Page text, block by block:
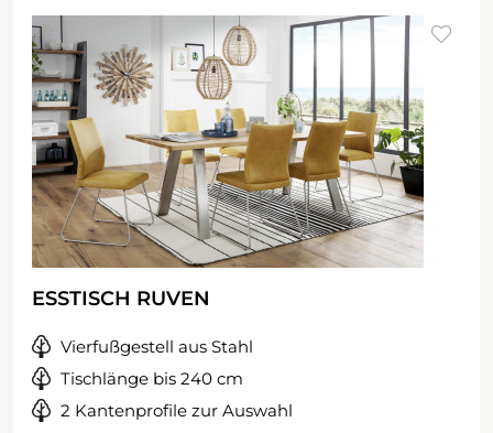
ESSTISCH RUVEN
Vierfußgestell aus Stahl
Tischlänge bis 240 cm
2 Kantenprofile zur Auswahl